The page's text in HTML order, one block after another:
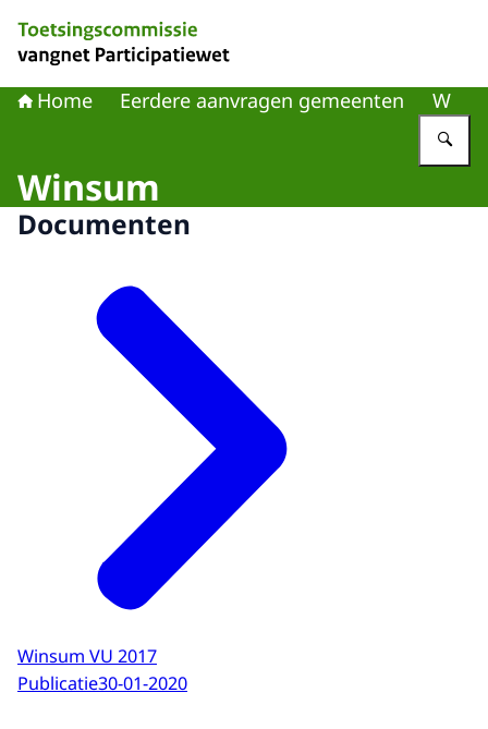
Home Eerdere aanvragen gemeenten W
Winsum
Documenten
Winsum VU 2017
Publicatie30-01-2020